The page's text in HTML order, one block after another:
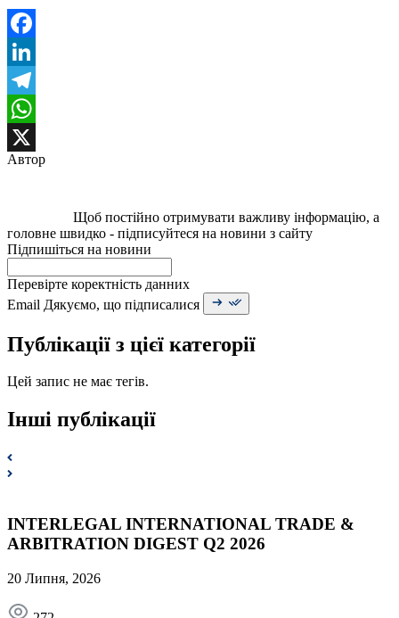
Facebook
LinkedIn
Telegram
WhatsApp
X
Автор
Щоб постійно отримувати важливу інформацію, а
головне швидко - підписуйтеся на новини з сайту
Підпишіться на новини
Перевірте коректність данних
Email Дякуємо, що підписалися
Публікації з цієї категорії
Цей запис не має тегів.
Інші публікації
INTERLEGAL INTERNATIONAL TRADE &
ARBITRATION DIGEST Q2 2026
20 Липня, 2026